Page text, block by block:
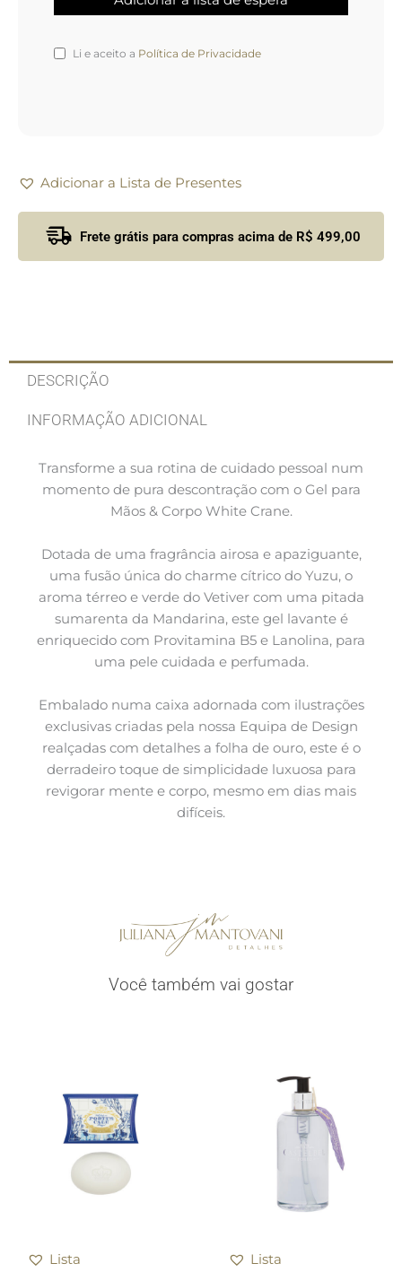
Li e aceito a Política de Privacidade
Adicionar a Lista de Presentes
Frete grátis para compras acima de R$ 499,00
DESCRIÇÃO
INFORMAÇÃO ADICIONAL
Transforme a sua rotina de cuidado pessoal num
momento de pura descontração com o Gel para
Mãos & Corpo White Crane.
Dotada de uma fragrância airosa e apaziguante,
uma fusão única do charme cítrico do Yuzu, o
aroma térreo e verde do Vetiver com uma pitada
sumarenta da Mandarina, este gel lavante é
enriquecido com Provitamina B5 e Lanolina, para
uma pele cuidada e perfumada.
Embalado numa caixa adornada com ilustrações
exclusivas criadas pela nossa Equipa de Design
realçadas com detalhes a folha de ouro, este é o
derradeiro toque de simplicidade luxuosa para
revigorar mente e corpo, mesmo em dias mais
difíceis.
Você também vai gostar
Lista Lista